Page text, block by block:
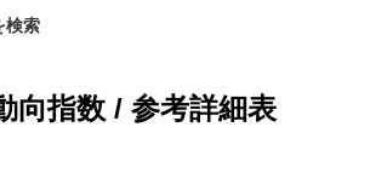
検索
向指数 / 参考詳細表